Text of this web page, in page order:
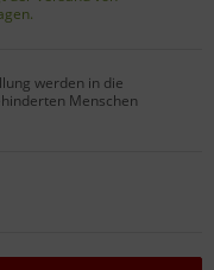
werden in die
Menschen